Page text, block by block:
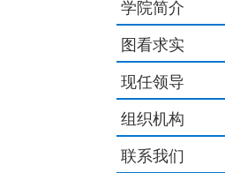
学院简介
图看求实
现任领导
组织机构
联系我们